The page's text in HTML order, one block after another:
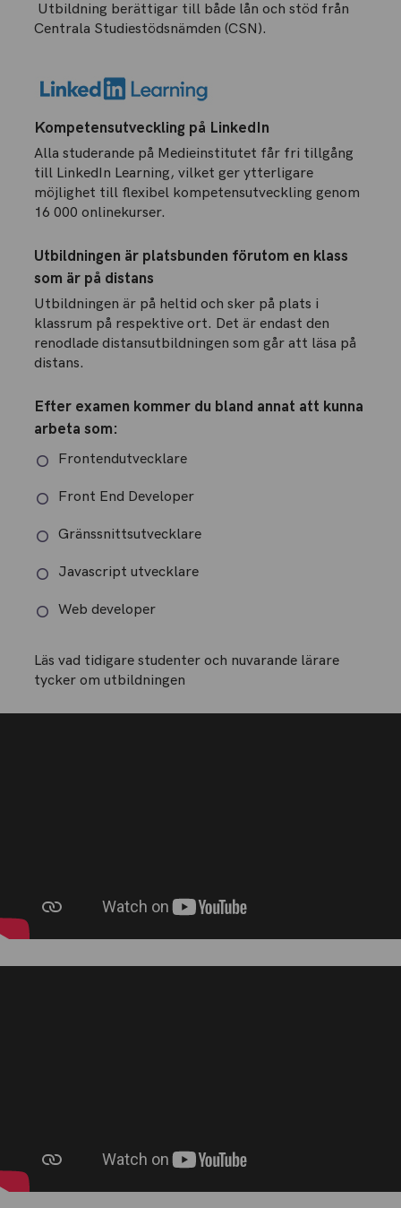
Utbildning berättigar till både lån och stöd från
Centrala Studiestödsnämden (CSN).
Kompetensutveckling på LinkedIn
Alla studerande på Medieinstitutet får fri tillgång
till LinkedIn Learning, vilket ger ytterligare
möjlighet till flexibel kompetensutveckling genom
16 000 onlinekurser.
Utbildningen är platsbunden förutom en klass
som är på distans
Utbildningen är på heltid och sker på plats i
klassrum på respektive ort. Det är endast den
renodlade distansutbildningen som går att läsa på
distans.
Efter examen kommer du bland annat att kunna
arbeta som:
Frontendutvecklare
Front End Developer
Gränssnittsutvecklare
Javascript utvecklare
Web developer
Läs vad tidigare studenter och nuvarande lärare
tycker om utbildningen